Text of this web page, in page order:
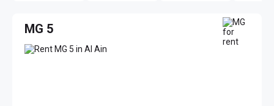
MG 5